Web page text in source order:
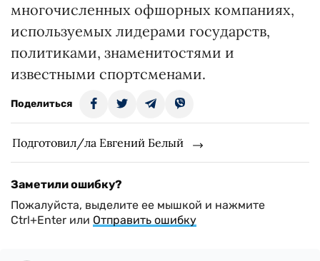
многочисленных офшорных компаниях,
используемых лидерами государств,
политиками, знаменитостями и
известными спортсменами.
Поделиться
Подготовил/ла Евгений Белый
Заметили ошибку?
Пожалуйста, выделите ее мышкой и нажмите
Ctrl+Enter или Отправить ошибку